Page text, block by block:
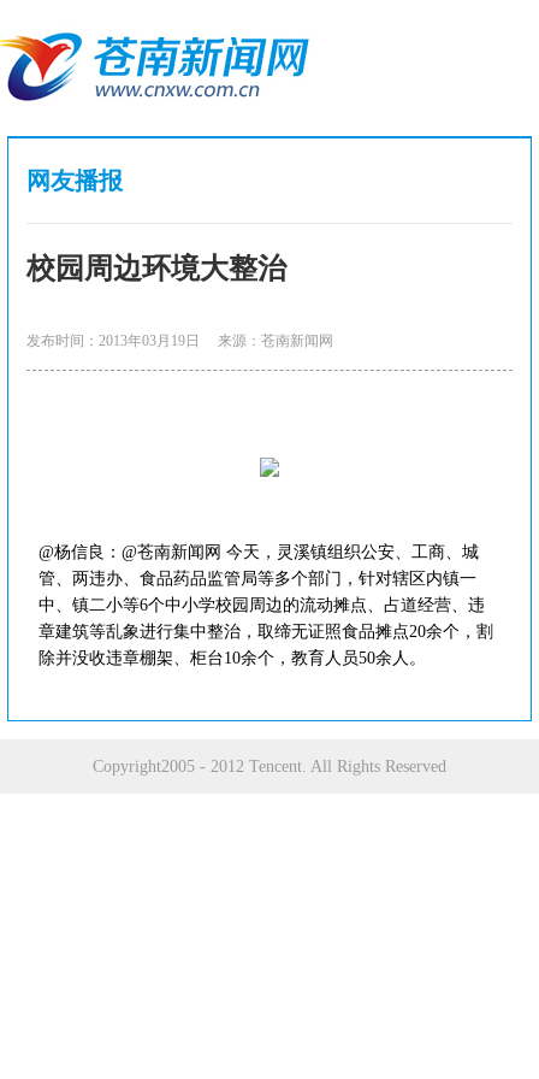
网友播报
校园周边环境大整治
发布时间：2013年03月19日 来源：苍南新闻网
@杨信良：@苍南新闻网 今天，灵溪镇组织公安、工商、城
管、两违办、食品药品监管局等多个部门，针对辖区内镇一
中、镇二小等6个中小学校园周边的流动摊点、占道经营、违
章建筑等乱象进行集中整治，取缔无证照食品摊点20余个，割
除并没收违章棚架、柜台10余个，教育人员50余人。
Copyright2005 - 2012 Tencent. All Rights Reserved